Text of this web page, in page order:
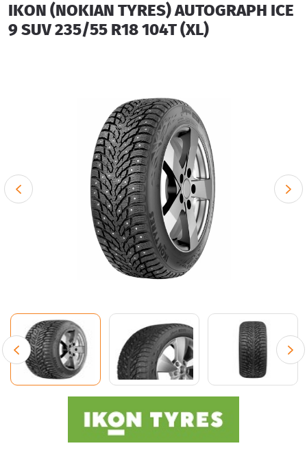
IKON (NOKIAN TYRES) AUTOGRAPH ICE
9 SUV 235/55 R18 104T (XL)